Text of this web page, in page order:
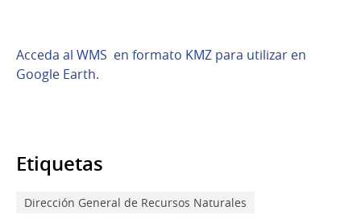
Acceda al WMS en formato KMZ para utilizar en
Google Earth.
Etiquetas
Dirección General de Recursos Naturales